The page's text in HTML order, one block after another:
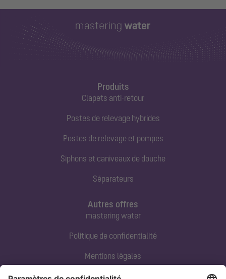
Produits
Clapets anti-retour
Postes de relevage hybrides
Postes de relevage et pompes
Siphons et caniveaux de douche
Séparateurs
Autres offres
mastering water
Politique de confidentialité
Mentions légales